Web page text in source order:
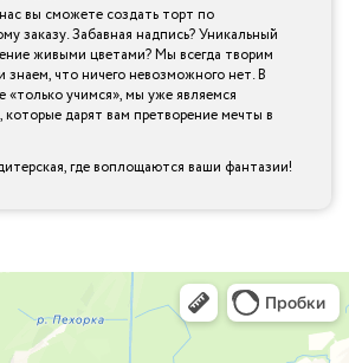
вы сможете создать торт по
заказу. Забавная надпись? Уникальный
живыми цветами? Мы всегда творим
знаем, что ничего невозможного нет. В
«только учимся», мы уже являемся
дарят вам претворение мечты в
где воплощаются ваши фантазии!